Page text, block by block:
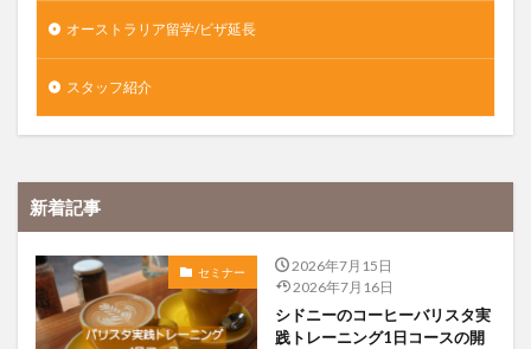
オーストラリア留学/ビザ延長
スタッフ紹介
新着記事
セミナー
2026年7月15日
2026年7月16日
シドニーのコーヒーバリスタ実
践トレーニング1日コースの開